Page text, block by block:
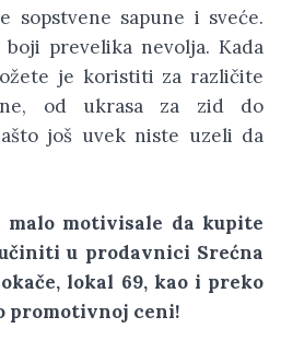
sopstvene sapune i sveće.
prevelika nevolja. Kada
je koristiti za različite
od ukrasa za zid do
još uvek niste uzeli da
malo motivisale da kupite
u prodavnici Srećna
lokal 69, kao i preko
promotivnoj ceni!